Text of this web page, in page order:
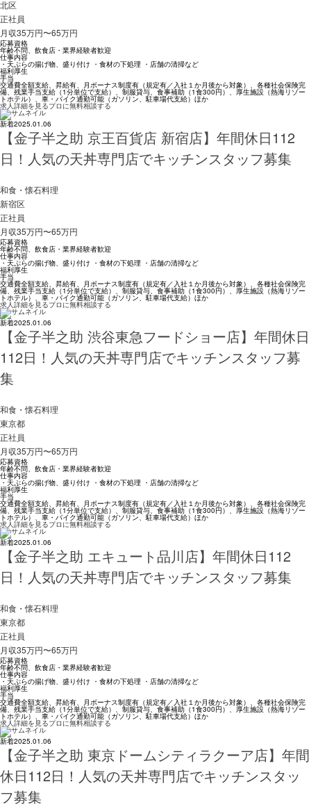
北区
正社員
月収35万円〜65万円
応募資格
年齢不問、飲食店・業界経験者歓迎
仕事内容
・天ぷらの揚げ物、盛り付け ・食材の下処理 ・店舗の清掃など
福利厚生
手当
交通費全額支給、昇給有、月ボーナス制度有（規定有／入社１か月後から対象）、各種社会保険完
備、残業手当支給（1分単位で支給）、制服貸与、食事補助（1食300円）、厚生施設（熱海リゾー
トホテル）、車・バイク通勤可能（ガソリン、駐車場代支給）ほか
求人詳細を見るプロに無料相談する
新着2025.01.06
【金子半之助 京王百貨店 新宿店】年間休日112
日！人気の天丼専門店でキッチンスタッフ募集
和食・懐石料理
新宿区
正社員
月収35万円〜65万円
応募資格
年齢不問、飲食店・業界経験者歓迎
仕事内容
・天ぷらの揚げ物、盛り付け ・食材の下処理 ・店舗の清掃など
福利厚生
手当
交通費全額支給、昇給有、月ボーナス制度有（規定有／入社１か月後から対象）、各種社会保険完
備、残業手当支給（1分単位で支給）、制服貸与、食事補助（1食300円）、厚生施設（熱海リゾー
トホテル）、車・バイク通勤可能（ガソリン、駐車場代支給）ほか
求人詳細を見るプロに無料相談する
新着2025.01.06
【金子半之助 渋谷東急フードショー店】年間休日
112日！人気の天丼専門店でキッチンスタッフ募
集
和食・懐石料理
東京都
正社員
月収35万円〜65万円
応募資格
年齢不問、飲食店・業界経験者歓迎
仕事内容
・天ぷらの揚げ物、盛り付け ・食材の下処理 ・店舗の清掃など
福利厚生
手当
交通費全額支給、昇給有、月ボーナス制度有（規定有／入社１か月後から対象）、各種社会保険完
備、残業手当支給（1分単位で支給）、制服貸与、食事補助（1食300円）、厚生施設（熱海リゾー
トホテル）、車・バイク通勤可能（ガソリン、駐車場代支給）ほか
求人詳細を見るプロに無料相談する
新着2025.01.06
【金子半之助 エキュート品川店】年間休日112
日！人気の天丼専門店でキッチンスタッフ募集
和食・懐石料理
東京都
正社員
月収35万円〜65万円
応募資格
年齢不問、飲食店・業界経験者歓迎
仕事内容
・天ぷらの揚げ物、盛り付け ・食材の下処理 ・店舗の清掃など
福利厚生
手当
交通費全額支給、昇給有、月ボーナス制度有（規定有／入社１か月後から対象）、各種社会保険完
備、残業手当支給（1分単位で支給）、制服貸与、食事補助（1食300円）、厚生施設（熱海リゾー
トホテル）、車・バイク通勤可能（ガソリン、駐車場代支給）ほか
求人詳細を見るプロに無料相談する
新着2025.01.06
【金子半之助 東京ドームシティラクーア店】年間
休日112日！人気の天丼専門店でキッチンスタッ
フ募集